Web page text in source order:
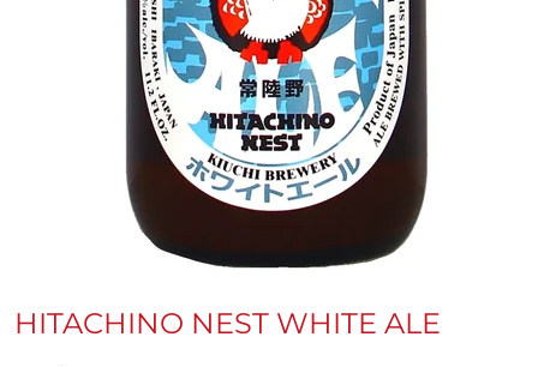
HITACHINO NEST WHITE ALE